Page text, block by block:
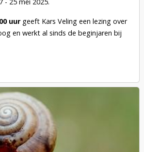
uurgeeft Kars Veling een lezing over
en werkt al sinds de beginjaren bij
Tuinpark De Bongerd, Kadoelenpad
maar meldt je van te voren aan bij
, dan weten we ongeveer hoe groot